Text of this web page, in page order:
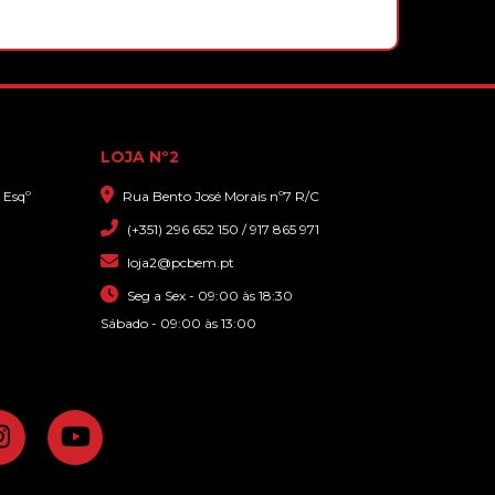
TAPETE CROMAD GAMING PRO
LOJA Nº2
Rua Bento José Morais nº7 R/C
(+351) 296 652 150 / 917 865 971
loja2@pcbem.pt
Seg a Sex - 09:00 às 18:30
Sábado - 09:00 às 13:00